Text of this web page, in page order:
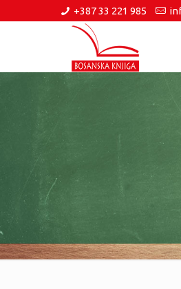
+387 33 221 985